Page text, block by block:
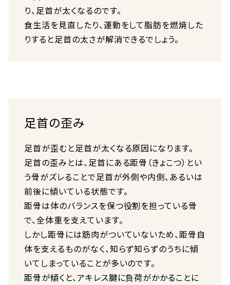
り、足首が太くなるのです。
食生活を見直したり、運動をして脂肪を燃焼した
りすると足首の太さが解消できるでしょう。
足首の歪み
足首が歪むと足首が太くなる原因になります。
足首の歪みとは、足首にある距骨（きょこつ）とい
う骨がズレることで足首が外側や内側、あるいは
前後に傾いている状態です。
距骨は体のバランスを保つ役割を担っている骨
で、全体重を支えています。
しかし距骨には筋肉がついていないため、距骨自
体を支えるものがなく、知らず知らずのうちに傾
いてしまっていることが多いのです。
距骨が傾くと、アキレス腱に負荷がかかることに